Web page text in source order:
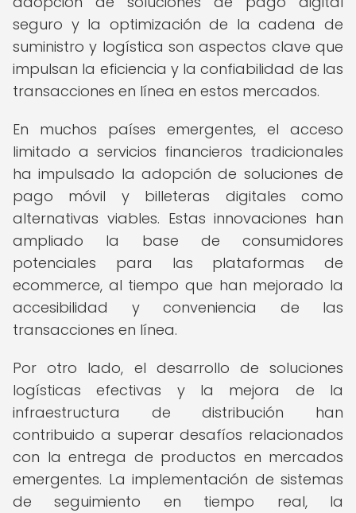
seguro y la optimización de la cadena de
suministro y logística son aspectos clave que
impulsan la eficiencia y la confiabilidad de las
transacciones en línea en estos mercados.
En muchos países emergentes, el acceso
limitado a servicios financieros tradicionales
ha impulsado la adopción de soluciones de
pago móvil y billeteras digitales como
alternativas viables. Estas innovaciones han
ampliado la base de consumidores
potenciales para las plataformas de
ecommerce, al tiempo que han mejorado la
accesibilidad y conveniencia de las
transacciones en línea.
Por otro lado, el desarrollo de soluciones
logísticas efectivas y la mejora de la
infraestructura de distribución han
contribuido a superar desafíos relacionados
con la entrega de productos en mercados
emergentes. La implementación de sistemas
de seguimiento en tiempo real, la